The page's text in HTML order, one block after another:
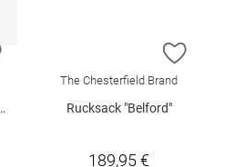
ZUR WUNSCHLISTE HINZUFÜGEN
ZUR
The Chesterfield Brand
Rucksack "Belford"
189,95 €